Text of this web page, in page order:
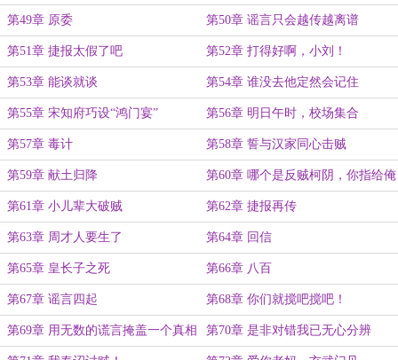
第49章 原委 第50章 谣言只会越传越离谱
第51章 捷报太假了吧 第52章 打得好啊，小刘！
第53章 能谈就谈 第54章 谁没去他定然会记住
第55章 宋知府巧设“鸿门宴” 第56章 明日午时，校场集合
第57章 毒计 第58章 誓与汉家同心击贼
第59章 献土归降 第60章 哪个是反贼柯阴，你指给俺
看
第61章 小儿辈大破贼 第62章 捷报再传
第63章 周才人要生了 第64章 回信
第65章 皇长子之死 第66章 八百
第67章 谣言四起 第68章 你们就搅吧搅吧！
第69章 用无数的谎言掩盖一个真相 第70章 是非对错我已无心分辨